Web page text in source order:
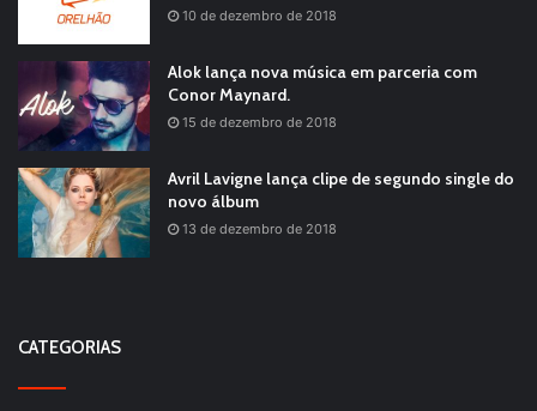
10 de dezembro de 2018
Alok lança nova música em parceria com
Conor Maynard.
15 de dezembro de 2018
Avril Lavigne lança clipe de segundo single do
novo álbum
13 de dezembro de 2018
CATEGORIAS